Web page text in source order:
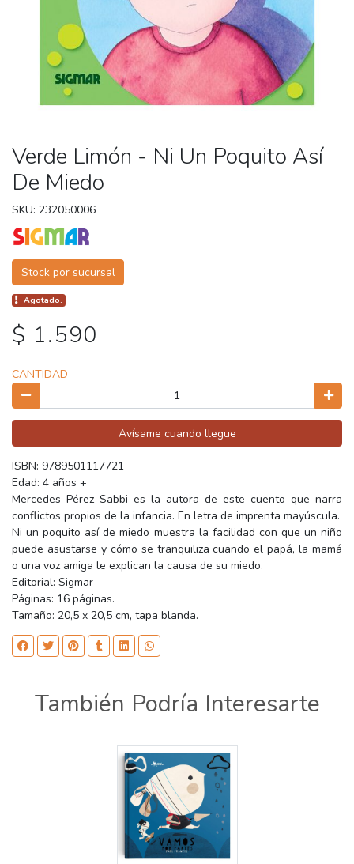
Verde Limón - Ni Un Poquito Así
De Miedo
SKU: 232050006
Stock por sucursal
Agotado.
$ 1.590
CANTIDAD
Avísame cuando llegue
ISBN: 9789501117721
Edad: 4 años +
Mercedes Pérez Sabbi es la autora de este cuento que narra
conflictos propios de la infancia. En letra de imprenta mayúscula.
Ni un poquito así de miedo muestra la facilidad con que un niño
puede asustarse y cómo se tranquiliza cuando el papá, la mamá
o una voz amiga le explican la causa de su miedo.
Editorial: Sigmar
Páginas: 16 páginas.
Tamaño: 20,5 x 20,5 cm, tapa blanda.
También Podría Interesarte